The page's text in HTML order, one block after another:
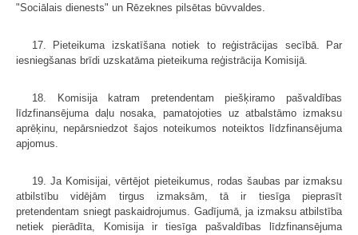
"Sociālais dienests" un Rēzeknes pilsētas būvvaldes.
17. Pieteikuma izskatīšana notiek to reģistrācijas secībā. Par
iesniegšanas brīdi uzskatāma pieteikuma reģistrācija Komisijā.
18. Komisija katram pretendentam piešķiramo pašvaldības
līdzfinansējuma daļu nosaka, pamatojoties uz atbalstāmo izmaksu
aprēķinu, nepārsniedzot šajos noteikumos noteiktos līdzfinansējuma
apjomus.
19. Ja Komisijai, vērtējot pieteikumus, rodas šaubas par izmaksu
atbilstību vidējām tirgus izmaksām, tā ir tiesīga pieprasīt
pretendentam sniegt paskaidrojumus. Gadījumā, ja izmaksu atbilstība
netiek pierādīta, Komisija ir tiesīga pašvaldības līdzfinansējuma